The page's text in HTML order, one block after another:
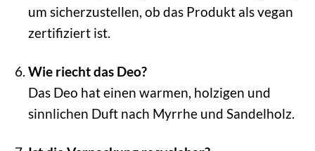
um sicherzustellen, ob das Produkt als vegan
zertifiziert ist.
Wie riecht das Deo?
Das Deo hat einen warmen, holzigen und
sinnlichen Duft nach Myrrhe und Sandelholz.